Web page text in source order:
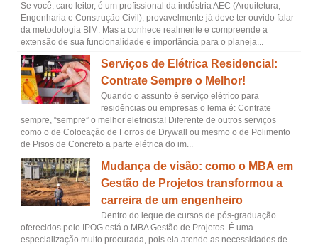
Se você, caro leitor, é um profissional da indústria AEC (Arquitetura,
Engenharia e Construção Civil), provavelmente já deve ter ouvido falar
da metodologia BIM. Mas a conhece realmente e compreende a
extensão de sua funcionalidade e importância para o planeja...
Serviços de Elétrica Residencial:
Contrate Sempre o Melhor!
Quando o assunto é serviço elétrico para
residências ou empresas o lema é: Contrate
sempre, “sempre” o melhor eletricista! Diferente de outros serviços
como o de Colocação de Forros de Drywall ou mesmo o de Polimento
de Pisos de Concreto a parte elétrica do im...
Mudança de visão: como o MBA em
Gestão de Projetos transformou a
carreira de um engenheiro
Dentro do leque de cursos de pós-graduação
oferecidos pelo IPOG está o MBA Gestão de Projetos. É uma
especialização muito procurada, pois ela atende as necessidades de